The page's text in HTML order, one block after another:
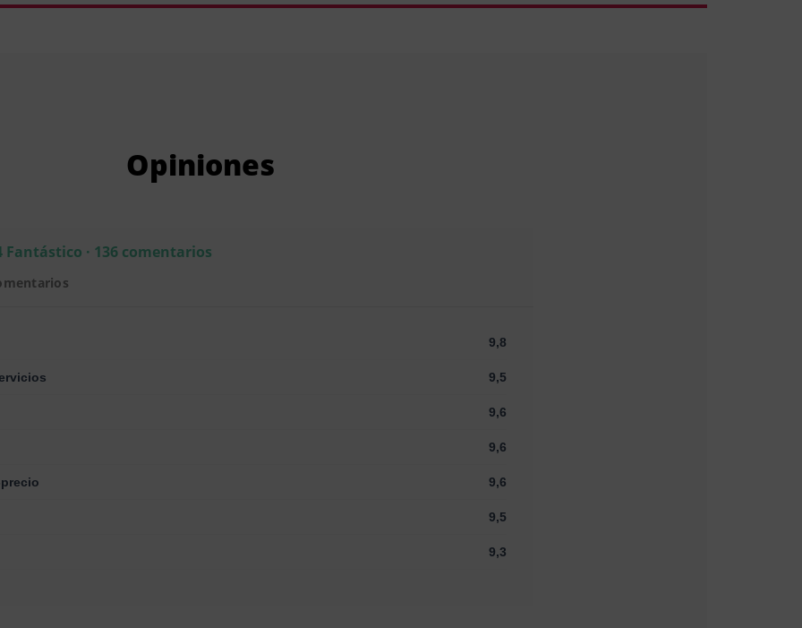
Opiniones
Fantástico · 136 comentarios
9,8
9,5
9,6
9,6
9,6
9,5
9,3